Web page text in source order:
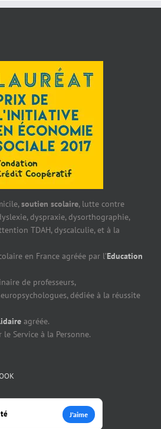
soutien scolaire, lutte contre
dyspraxie, dysorthographie,
TDAH, dyscalculie, et à la
en France agréée par l’Education
de professeurs,
dédiée à la réussite
agréée.
Service à la Personne.
J’aime